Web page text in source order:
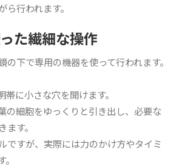
行われます。
た繊細な操作
の下で専用の機器を使って行われます。
帯に小さな穴を開けます。
の細胞をゆっくりと引き出し、必要な
す。
ですが、実際には力のかけ方やタイミ